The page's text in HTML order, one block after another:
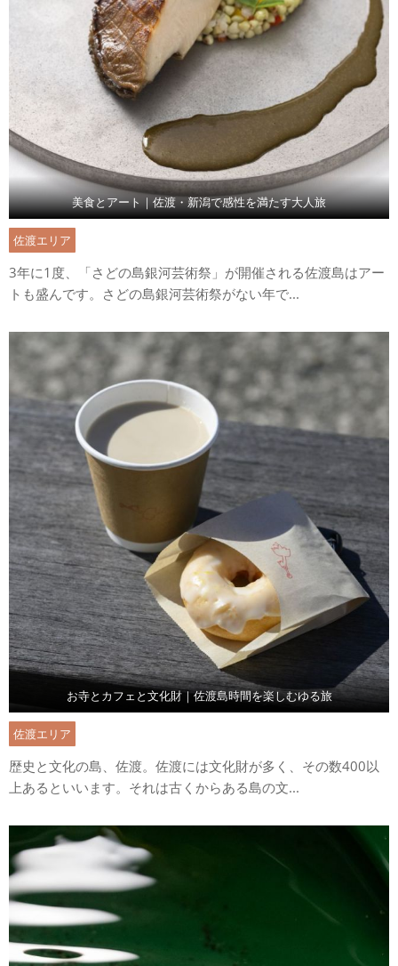
美食とアート｜佐渡・新潟で感性を満たす大人旅
佐渡エリア
3年に1度、「さどの島銀河芸術祭」が開催される佐渡島はアー
トも盛んです。さどの島銀河芸術祭がない年で...
お寺とカフェと文化財｜佐渡島時間を楽しむゆる旅
佐渡エリア
歴史と文化の島、佐渡。佐渡には文化財が多く、その数400以
上あるといいます。それは古くからある島の文...